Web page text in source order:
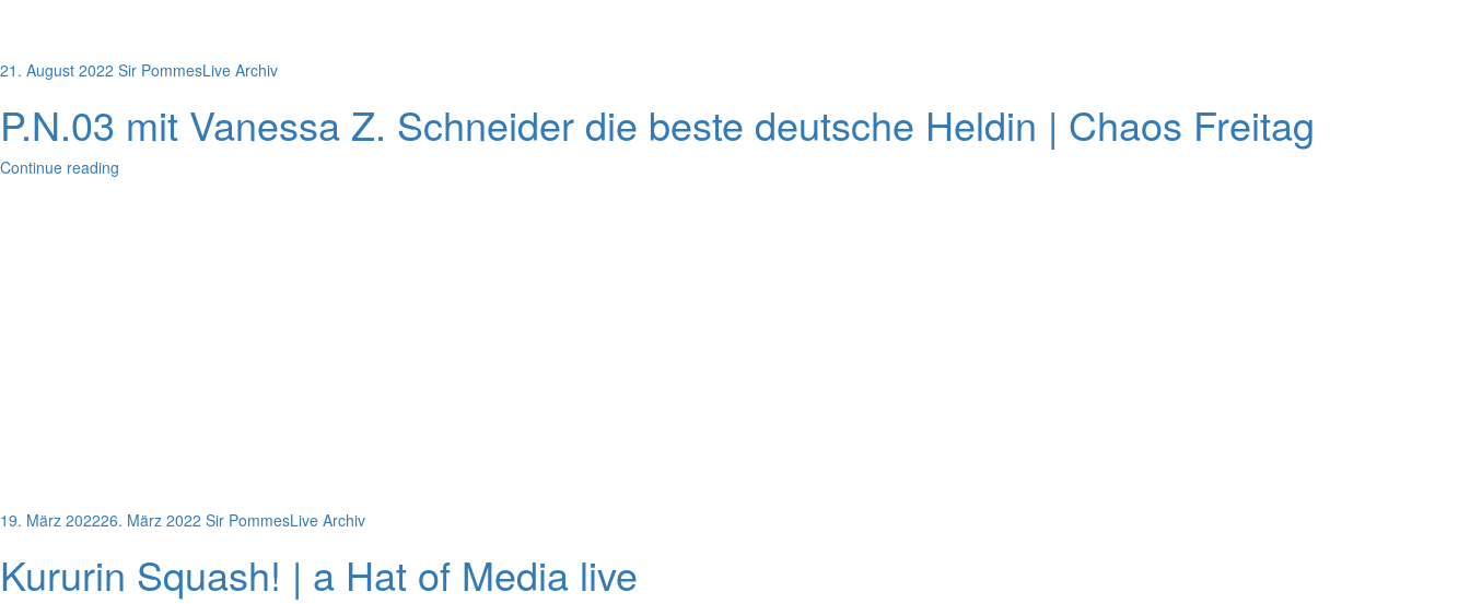
21. August 2022 Sir PommesLive Archiv
P.N.03 mit Vanessa Z. Schneider die beste deutsche Heldin | Chaos Freitag
Continue reading
19. März 202226. März 2022 Sir PommesLive Archiv
Kururin Squash! | a Hat of Media live